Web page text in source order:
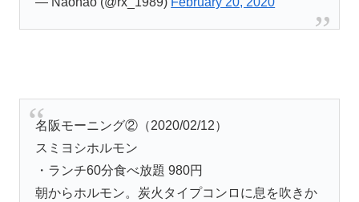
名阪モーニング②（2020/02/12）
スミヨシホルモン
・ランチ60分食べ放題 980円
朝からホルモン。炭火タイプコンロに息を吹きか